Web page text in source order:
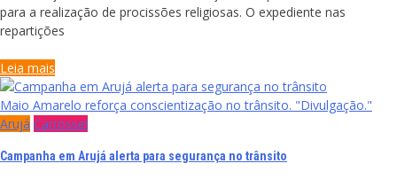
para a realização de procissões religiosas. O expediente nas
repartições
Leia mais
Maio Amarelo reforça conscientização no trânsito. "Divulgação."
Arujá Carrossel
Campanha em Arujá alerta para segurança no trânsito